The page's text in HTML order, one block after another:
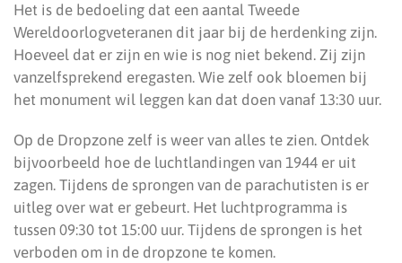
Het is de bedoeling dat een aantal Tweede
Wereldoorlogveteranen dit jaar bij de herdenking zijn.
Hoeveel dat er zijn en wie is nog niet bekend. Zij zijn
vanzelfsprekend eregasten. Wie zelf ook bloemen bij
het monument wil leggen kan dat doen vanaf 13:30 uur.
Op de Dropzone zelf is weer van alles te zien. Ontdek
bijvoorbeeld hoe de luchtlandingen van 1944 er uit
zagen. Tijdens de sprongen van de parachutisten is er
uitleg over wat er gebeurt. Het luchtprogramma is
tussen 09:30 tot 15:00 uur. Tijdens de sprongen is het
verboden om in de dropzone te komen.